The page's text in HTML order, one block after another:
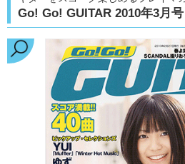
Go! Go! GUITAR 2010年3月号